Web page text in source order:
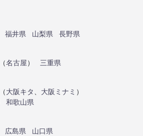
福井県 山梨県
長野県
（名古屋）
三重県
（大阪キタ 大阪ミナミ ）
和歌山県
広島県
山口県